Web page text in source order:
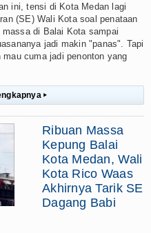
ini, tensi di Kota Medan lagi
(SE) Wali Kota soal penataan
di Balai Kota sampai
jadi makin "panas". Tapi
cuma jadi penonton yang
▸
Ribuan Massa
Kepung Balai
Kota Medan, Wali
Kota Rico Waas
Akhirnya Tarik SE
Dagang Babi